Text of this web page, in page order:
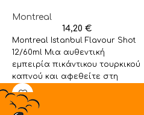
Montreal
14,20 €
Montreal Istanbul Flavour Shot
12/60ml Μια αυθεντική
εμπειρία πικάντικου τουρκικού
καπνού και αφεθείτε στη
μαγεία των αισθήσεων. Η
Montreal